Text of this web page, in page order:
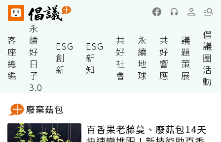
客
座
總
編
永
續
好
日
子
3.0
ESG
創
新
ESG
新
知
共
好
社
會
永
續
地
球
共
好
響
應
議
題
策
展
倡
議
圈
活
動
廢棄菇包
百香果老藤蔓、廢菇包14天